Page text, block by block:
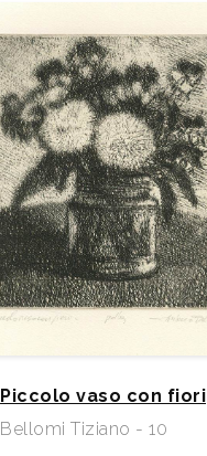
Piccolo vaso con fiori
Bellomi Tiziano - 10